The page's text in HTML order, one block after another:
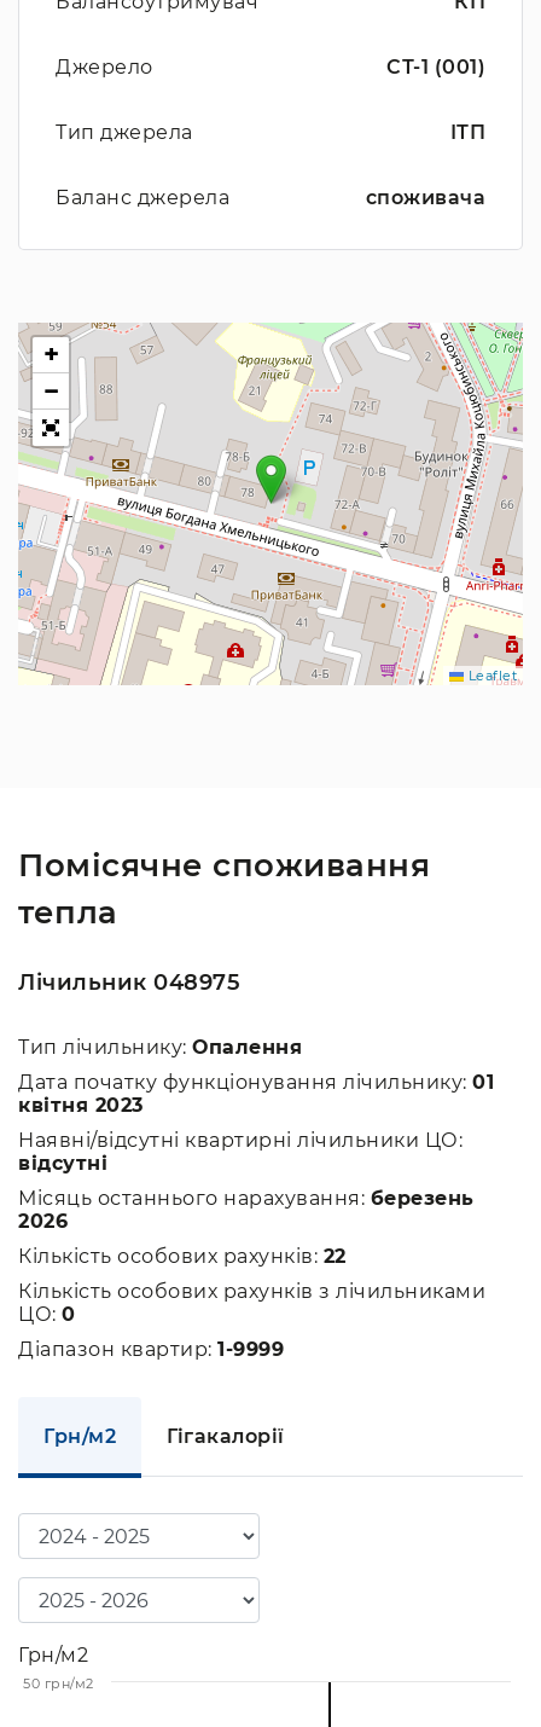
Джерело СТ-1 (001)
Тип джерела ІТП
Баланс джерела споживача
+
−
Leaflet
Помісячне споживання
тепла
Лічильник 048975
Тип лічильнику: Опалення
Дата початку функціонування лічильнику: 01
квітня 2023
Наявні/відсутні квартирні лічильники ЦО:
відсутні
Місяць останнього нарахування: березень
2026
Кількість особових рахунків: 22
Кількість особових рахунків з лічильниками
ЦО: 0
Діапазон квартир: 1-9999
Грн/м2 Гігакалорії
Грн/м2
50 грн/м2